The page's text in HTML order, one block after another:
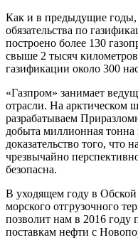
Как и в предыдущие
обязательства по
построено более 130
свыше 2 тысяч
газификации около 300
«Газпром» занимает
отрасли. На арктическом
разрабатываем
добыта миллионная тонна
доказательство того, что
чрезвычайно
безопасна.
В уходящем году в Обской
морского отгрузочного
позволит нам в 2016 году
поставкам нефти с